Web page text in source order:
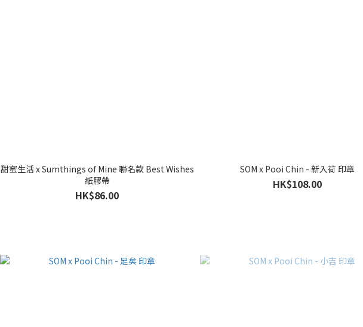
甜蜜生活 x Sumthings of Mine 聯名款 Best Wishes
紙膠帶
HK$86.00
SOM x Pooi Chin - 新入荷 印章
HK$108.00